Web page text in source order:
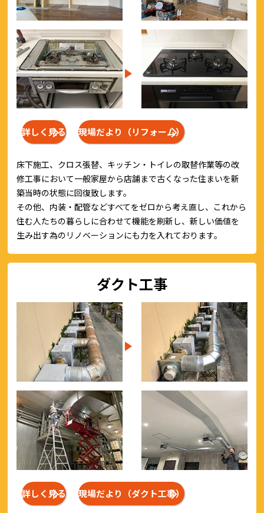
詳しく見る 現場だより（リフォーム）
床下施工、クロス張替、キッチン・トイレの取替作業等の改
修工事において一般家屋から店舗まで古くなった住まいを新
築当時の状態に回復致します。
その他、内装・配管などすべてをゼロから考え直し、これから
住む人たちの暮らしに合わせて機能を刷新し、新しい価値を
生み出す為のリノベーションにも力を入れております。
ダクト工事
詳しく見る 現場だより（ダクト工事）